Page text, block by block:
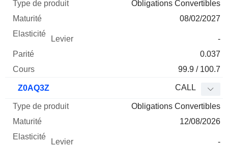
Obligations Convertibles
08/02/2027
-
0.037
99.9 / 100.7
Z0AQ3Z CALL
Obligations Convertibles
12/08/2026
-